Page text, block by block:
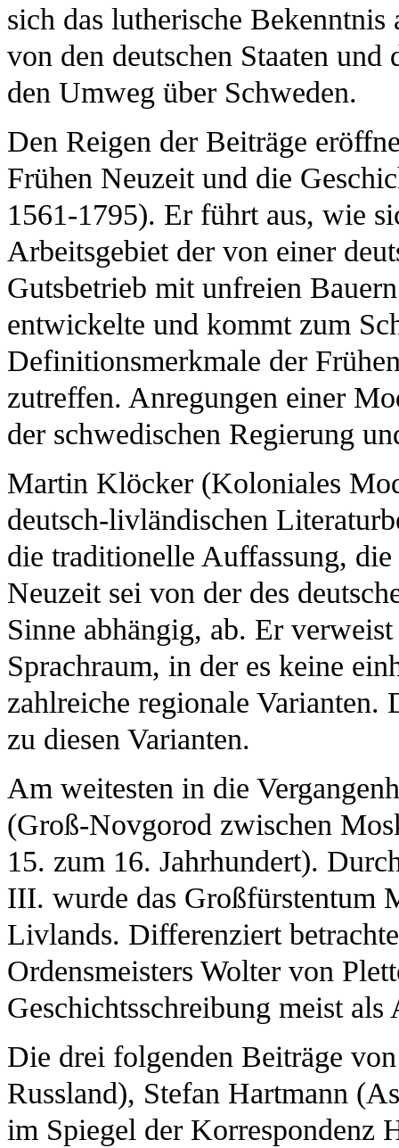
sich das lutherische
von den deutschen Staaten
den Umweg über Schweden.
Den Reigen der Beiträge
Frühen Neuzeit und die
1561-1795). Er führt aus, wie
Arbeitsgebiet der von einer
Gutsbetrieb mit unfreien
entwickelte und kommt zum
Definitionsmerkmale der
zutreffen. Anregungen einer
der schwedischen Regierung
Martin Klöcker (Koloniales
deutsch-livländischen
die traditionelle Auffassung,
Neuzeit sei von der des
Sinne abhängig, ab. Er
Sprachraum, in der es keine
zahlreiche regionale Varianten.
zu diesen Varianten.
Am weitesten in die
(Groß-Novgorod zwischen
15. zum 16. Jahrhundert).
III. wurde das Großfürstentum
Livlands. Differenziert
Ordensmeisters Wolter von
Geschichtsschreibung meist
Die drei folgenden Beiträge
Russland), Stefan Hartmann
im Spiegel der Korrespondenz